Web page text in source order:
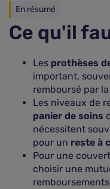
En résumé
Ce qu'il
Les prothèses
important,
remboursé par la
Les niveaux de
panier de soins
nécessitent
pour un reste à
Pour une
choisir une